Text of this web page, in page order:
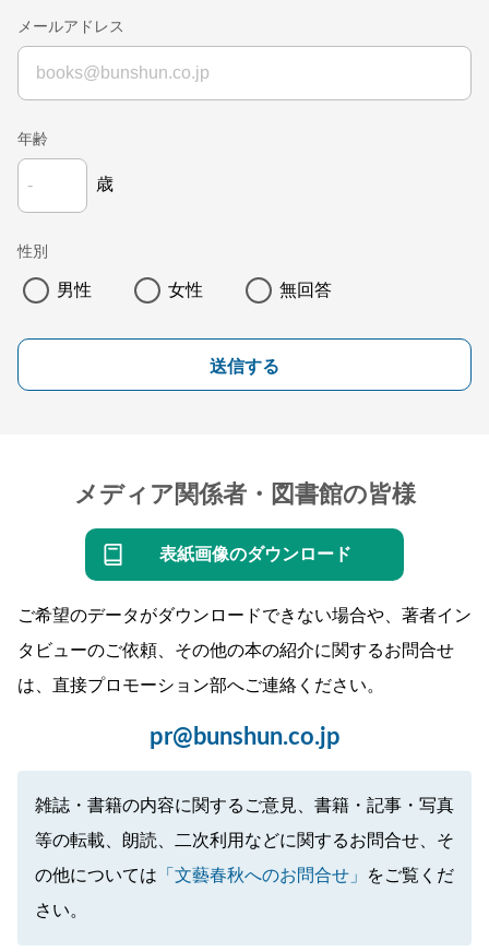
メールアドレス
年齢
歳
性別
男性 女性 無回答
送信する
メディア関係者・図書館の皆様
表紙画像のダウンロード
ご希望のデータがダウンロードできない場合や、著者イン
タビューのご依頼、その他の本の紹介に関するお問合せ
は、直接プロモーション部へご連絡ください。
pr@bunshun.co.jp
雑誌・書籍の内容に関するご意見、書籍・記事・写真
等の転載、朗読、二次利用などに関するお問合せ、そ
の他については 「文藝春秋へのお問合せ」
をご覧くだ
さい。